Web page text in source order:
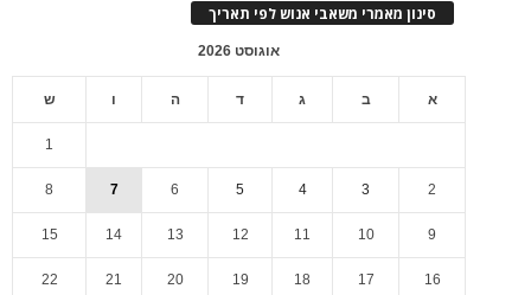
סינון מאמרי משאבי אנוש לפי תאריך
אוגוסט 2026
א ב ג ד ה ו ש
1
2
3
4
5
6
7
8
9
10
11
12
13
14
15
16
17
18
19
20
21
22